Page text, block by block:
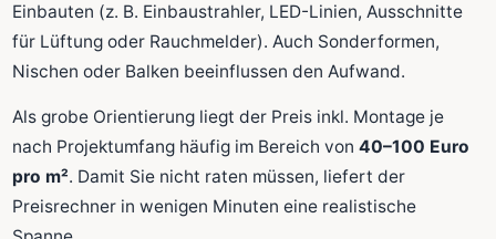
Einbauten (z. B. Einbaustrahler, LED-Linien, Ausschnitte
für Lüftung oder Rauchmelder). Auch Sonderformen,
Nischen oder Balken beeinflussen den Aufwand.
Als grobe Orientierung liegt der Preis inkl. Montage je
nach Projektumfang häufig im Bereich von40–100 Euro
pro m². Damit Sie nicht raten müssen, liefert der
Preisrechner in wenigen Minuten eine realistische